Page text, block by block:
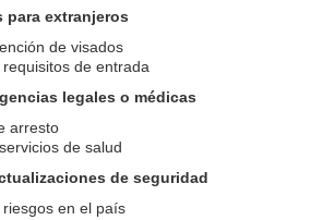
para extranjeros
de visados
de entrada
legales o médicas
arresto
de salud
de seguridad
en el país